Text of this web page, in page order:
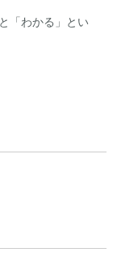
「わかる」とい